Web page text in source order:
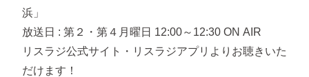
浜」
放送日 : 第２・第４月曜日 12:00～12:30 ON AIR
リスラジ公式サイト・リスラジアプリよりお聴きいた
だけます！